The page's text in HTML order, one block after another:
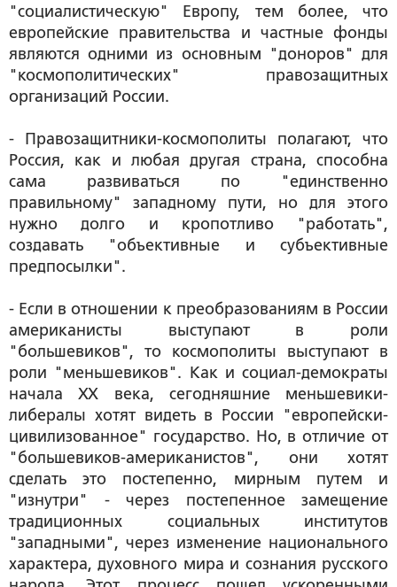
"социалистическую" Европу, тем более, что
европейские правительства и частные фонды
являются одними из основным "доноров" для
"космополитических" правозащитных
организаций России.
- Правозащитники-космополиты полагают, что
Россия, как и любая другая страна, способна
сама развиваться по "единственно
правильному" западному пути, но для этого
нужно долго и кропотливо "работать",
создавать "объективные и субъективные
предпосылки".
- Если в отношении к преобразованиям в России
американисты выступают в роли
"большевиков", то космополиты выступают в
роли "меньшевиков". Как и социал-демократы
начала ХХ века, сегодняшние меньшевики-
либералы хотят видеть в России "европейски-
цивилизованное" государство. Но, в отличие от
"большевиков-американистов", они хотят
сделать это постепенно, мирным путем и
"изнутри" - через постепенное замещение
традиционных социальных институтов
"западными", через изменение национального
характера, духовного мира и сознания русского